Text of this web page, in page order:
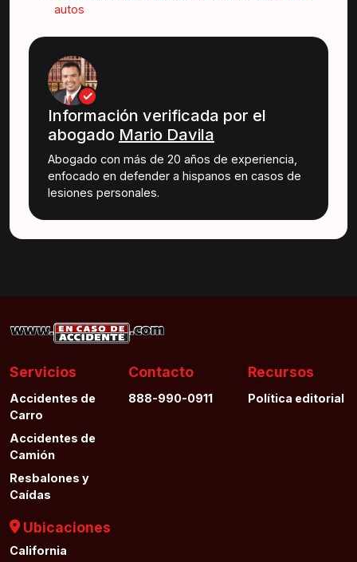
autos
Información verificada por el
abogado Mario Davila
Abogado con más de 20 años de experiencia,
enfocado en defender a hispanos en casos de
lesiones personales.
Servicios
Accidentes de
Carro
Accidentes de
Camión
Resbalones y
Caídas
Contacto
888-990-0911
Recursos
Política editorial
Ubicaciones
California